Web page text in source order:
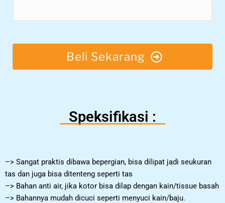
Beli Sekarang
Speksifikasi :
–> Sangat praktis dibawa bepergian, bisa dilipat jadi seukuran
tas dan juga bisa ditenteng seperti tas
–> Bahan anti air, jika kotor bisa dilap dengan kain/tissue basah
–> Bahannya mudah dicuci seperti menyuci kain/baju.